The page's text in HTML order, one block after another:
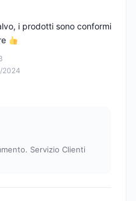
2024
i prodotti sono conformi
Servizio Clienti